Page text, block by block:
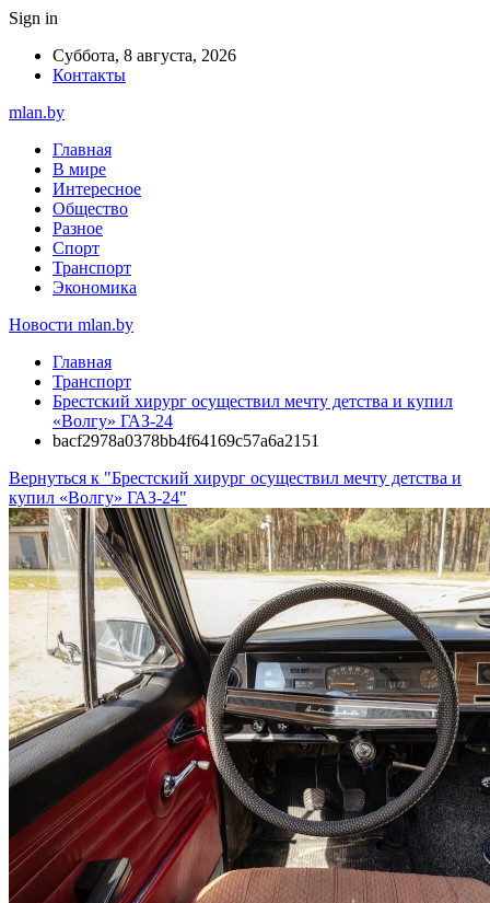
Sign in
Суббота, 8 августа, 2026
Контакты
mlan.by
Главная
В мире
Интересное
Общество
Разное
Спорт
Транспорт
Экономика
Новости mlan.by
Главная
Транспорт
Брестский хирург осуществил мечту детства и купил
«Волгу» ГАЗ-24
bacf2978a0378bb4f64169c57a6a2151
Вернуться к "Брестский хирург осуществил мечту детства и
купил «Волгу» ГАЗ-24"